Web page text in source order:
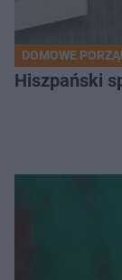
DOMOWE
Hiszpański